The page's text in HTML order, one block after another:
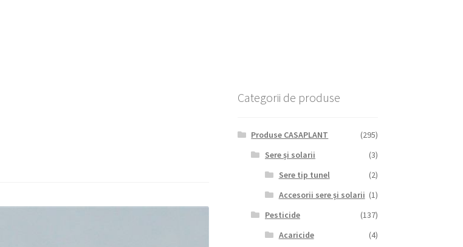
Categorii de produse
Produse CASAPLANT
(295)
Sere și solarii
(3)
Sere tip tunel
(2)
Accesorii sere și solarii (1)
Pesticide
(137)
Acaricide
(4)